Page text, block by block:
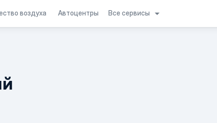
воздуха Автоцентры Все сервисы